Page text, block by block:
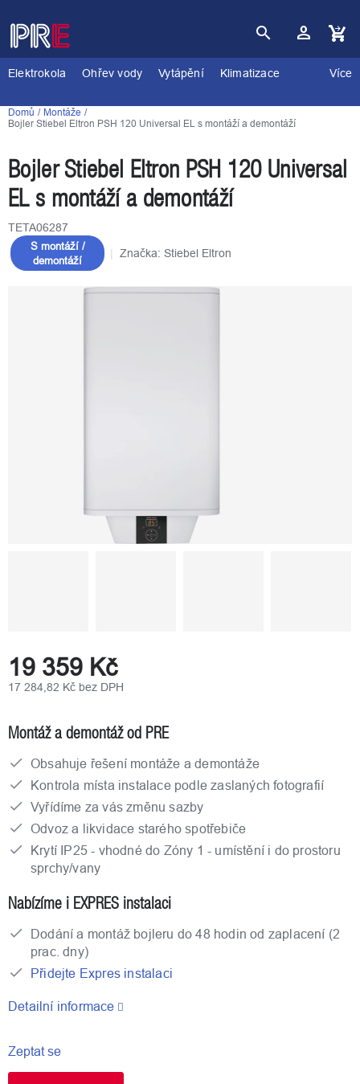
na
obsah
Nákupní
košík
Elektrokola
Ohřev vody Vytápění Klimatizace Více
Domů
Montáže
Bojler Stiebel Eltron PSH 120 Universal EL s montáží a demontáží
Bojler Stiebel Eltron PSH 120 Universal
EL s montáží a demontáží
TETA06287
S montáží /
demontáží
Značka: Stiebel Eltron
19 359 Kč
17 284,82 Kč bez DPH
Montáž a demontáž od PRE
Obsahuje řešení montáže a demontáže
Kontrola místa instalace podle zaslaných fotografií
Vyřídíme za vás změnu sazby
Odvoz a likvidace starého spotřebiče
Krytí IP25 - vhodné do Zóny 1 - umístění i do prostoru
sprchy/vany
Nabízíme i EXPRES instalaci
Dodání a montáž bojleru do 48 hodin od zaplacení (2
prac. dny)
Přidejte Expres instalaci
Detailní informace
Zeptat se